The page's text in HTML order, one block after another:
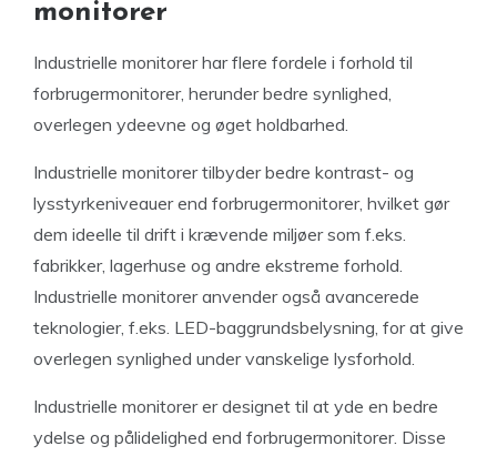
monitorer
Industrielle monitorer har flere fordele i forhold til
forbrugermonitorer, herunder bedre synlighed,
overlegen ydeevne og øget holdbarhed.
Industrielle monitorer tilbyder bedre kontrast- og
lysstyrkeniveauer end forbrugermonitorer, hvilket gør
dem ideelle til drift i krævende miljøer som f.eks.
fabrikker, lagerhuse og andre ekstreme forhold.
Industrielle monitorer anvender også avancerede
teknologier, f.eks. LED-baggrundsbelysning, for at give
overlegen synlighed under vanskelige lysforhold.
Industrielle monitorer er designet til at yde en bedre
ydelse og pålidelighed end forbrugermonitorer. Disse